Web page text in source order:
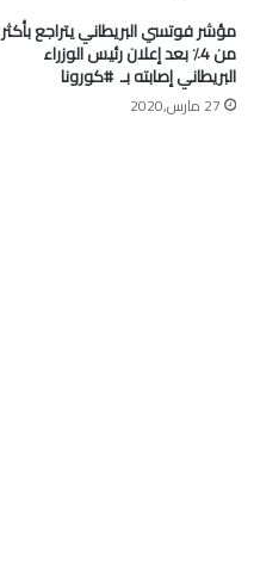
مؤشر فوتسي البريطاني يتراجع بأكثر
من 4٪ بعد إعلان رئيس الوزراء
البريطاني إصابته بـ ⁧ #كورونا⁩
27 مارس,2020